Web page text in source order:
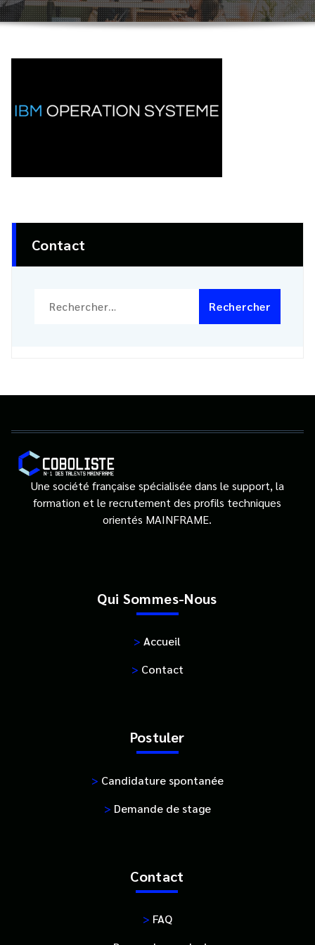
Contact
Une société française spécialisée dans le support, la
formation et le recrutement des profils techniques
orientés MAINFRAME.
Qui Sommes-Nous
> Accueil
> Contact
Postuler
> Candidature spontanée
> Demande de stage
Contact
> FAQ